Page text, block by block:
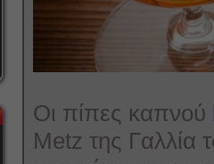
Οι πίπες καπνού
Metz της Γαλλία